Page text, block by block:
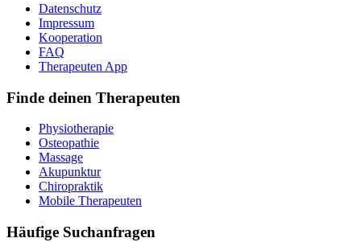
Datenschutz
Impressum
Kooperation
FAQ
Therapeuten App
Finde deinen Therapeuten
Physiotherapie
Osteopathie
Massage
Akupunktur
Chiropraktik
Mobile Therapeuten
Häufige Suchanfragen